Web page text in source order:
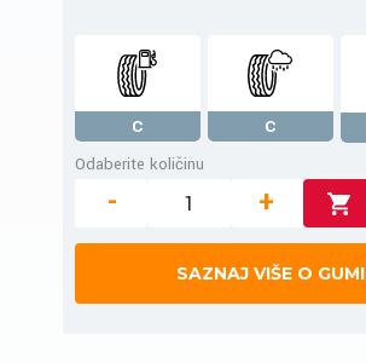
C C
Odaberite količinu
- +
SAZNAJ VIŠE O GUMI